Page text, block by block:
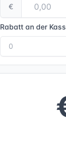
€
Rabatt an der